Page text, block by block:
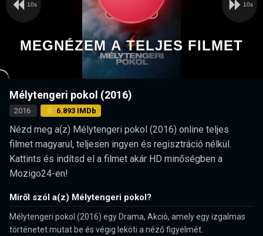
loading.
Play
Video
10s 10s
MEGNÉZEM A TELJES FILMET
Mélytengeri pokol (2016)
2016 ⭐ 6.893 IMDb
Nézd meg a(z) Mélytengeri pokol (2016) online teljes
filmet magyarul, teljesen ingyen és regisztráció nélkül.
Kattints és indítsd el a filmet akár HD minőségben a
Mozigo24-en!
Miről szól a(z) Mélytengeri pokol?
Mélytengeri pokol (2016) egy Drama, Akció, amely egy izgalmas
történetet mutat be és végig leköti a néző figyelmét.